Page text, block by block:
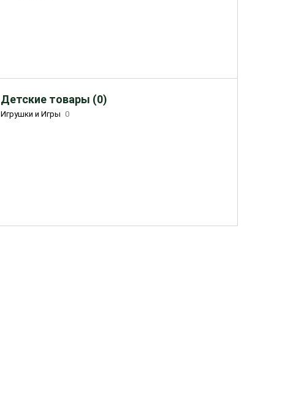
Детские товары (0)
Игрушки и Игры 0